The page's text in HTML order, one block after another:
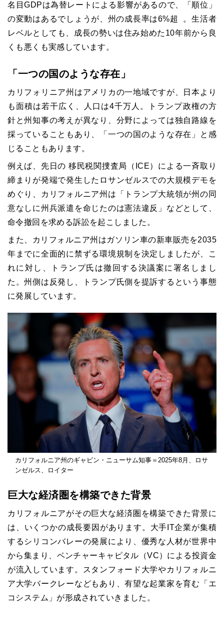
名目GDPは為替レートによる影響があるので、「順位」
の変動はあるでしょうが、州の成長率は6%超 。生活者
レベルとしても、成長の勢いは住み始めた10年前から良
くも悪くも実感しています。
「一つの国のような存在」
カリフォリニア州はアメリカの一地域ですが、日本より
も面積は若干広く、人口は4千万人。トランプ政権の方
針と州知事の考えが異なり、分野によっては独自路線を
採っていることもあり、「一つの国のような存在」と感
じることもあります。
例えば、先日の 移民税関捜査局（ICE）による一斉取り
締まりが発端で発生したロサンゼルスでの大規模デモを
めぐり、カリフォルニア州は「トランプ大統領が州の同
意なしに州兵派遣を命じたのは憲法違反」などとして、
命令撤回を求める訴訟を起こしました。
また、カリフォルニア州はガソリン車の新車販売を2035
年までに全面的に禁ずる環境規制を決定しましたが、こ
れに対し、トランプ氏は撤回する決議案に署名しまし
た。州側は反発し、トランプ氏側を提訴するという事態
に発展しています。
カリフォルニア州のギャビン・ニューサム知事＝2025年8月、ロサ
ンゼルス、ロイター
巨大な経済圏を構築できた背景
カリフォルニアがその巨大な経済圏を構築できた背景に
は、いくつかの成長要因があります。大手IT企業が集積
するシリコンバレーの発展により、優秀な人材が世界中
から集まり、ベンチャーキャピタル（VC）による投資金
が流入しています。スタンフォード大学やカリフォルニ
ア大学バークレーなどもあり、有望な起業家を育む「エ
コシステム」が形成されていきました。